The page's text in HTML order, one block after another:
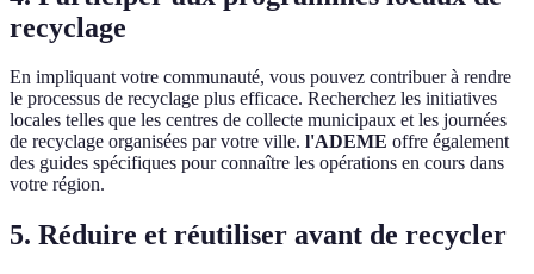
recyclage
En impliquant votre communauté, vous pouvez contribuer à rendre
le processus de recyclage plus efficace. Recherchez les initiatives
locales telles que les centres de collecte municipaux et les journées
de recyclage organisées par votre ville. l'ADEME offre également
des guides spécifiques pour connaître les opérations en cours dans
votre région.
5. Réduire et réutiliser avant de recycler